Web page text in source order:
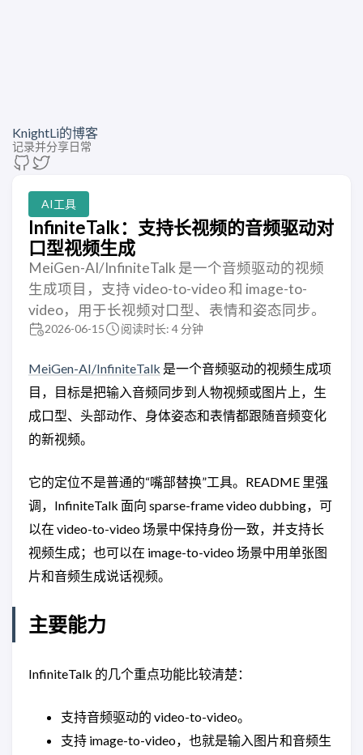
KnightLi的博客
记录并分享日常
AI工具
InfiniteTalk：支持长视频的音频驱动对
口型视频生成
MeiGen-AI/InfiniteTalk 是一个音频驱动的视频
生成项目，支持 video-to-video 和 image-to-
video，用于长视频对口型、表情和姿态同步。
2026-06-15 阅读时长: 4 分钟
MeiGen-AI/InfiniteTalk 是一个音频驱动的视频生成项
目，目标是把输入音频同步到人物视频或图片上，生
成口型、头部动作、身体姿态和表情都跟随音频变化
的新视频。
它的定位不是普通的“嘴部替换”工具。README 里强
调，InfiniteTalk 面向 sparse-frame video dubbing，可
以在 video-to-video 场景中保持身份一致，并支持长
视频生成；也可以在 image-to-video 场景中用单张图
片和音频生成说话视频。
主要能力
InfiniteTalk 的几个重点功能比较清楚：
支持音频驱动的 video-to-video。
支持 image-to-video，也就是输入图片和音频生